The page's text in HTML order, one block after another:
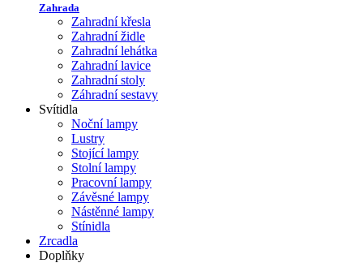
Zahrada
Zahradní křesla
Zahradní židle
Zahradní lehátka
Zahradní lavice
Zahradní stoly
Záhradní sestavy
Svítidla
Noční lampy
Lustry
Stojící lampy
Stolní lampy
Pracovní lampy
Závěsné lampy
Nástěnné lampy
Stínidla
Zrcadla
Doplňky